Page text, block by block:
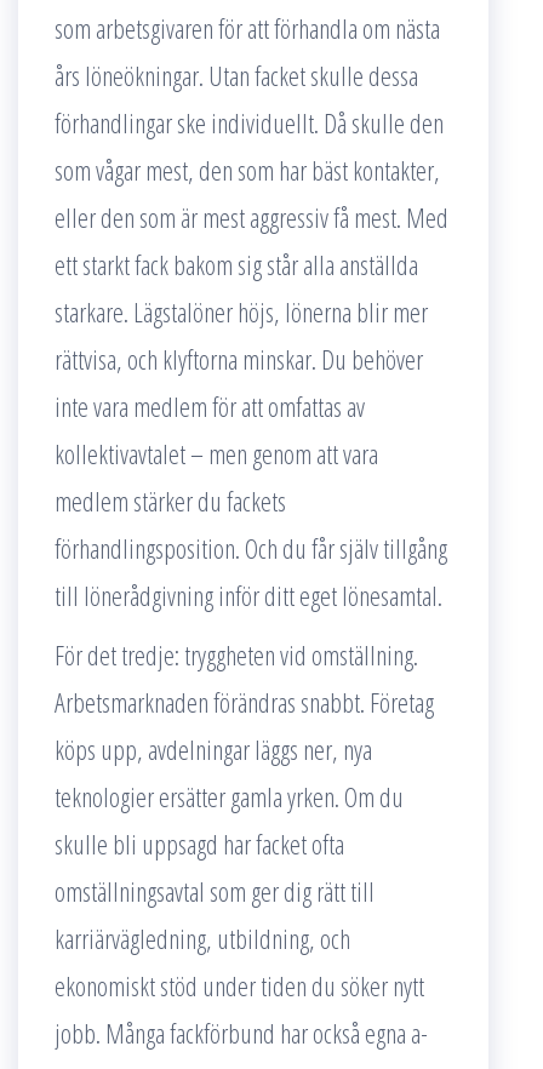
som arbetsgivaren för att förhandla om nästa
års löneökningar. Utan facket skulle dessa
förhandlingar ske individuellt. Då skulle den
som vågar mest, den som har bäst kontakter,
eller den som är mest aggressiv få mest. Med
ett starkt fack bakom sig står alla anställda
starkare. Lägstalöner höjs, lönerna blir mer
rättvisa, och klyftorna minskar. Du behöver
inte vara medlem för att omfattas av
kollektivavtalet – men genom att vara
medlem stärker du fackets
förhandlingsposition. Och du får själv tillgång
till lönerådgivning inför ditt eget lönesamtal.
För det tredje: tryggheten vid omställning.
Arbetsmarknaden förändras snabbt. Företag
köps upp, avdelningar läggs ner, nya
teknologier ersätter gamla yrken. Om du
skulle bli uppsagd har facket ofta
omställningsavtal som ger dig rätt till
karriärvägledning, utbildning, och
ekonomiskt stöd under tiden du söker nytt
jobb. Många fackförbund har också egna a-